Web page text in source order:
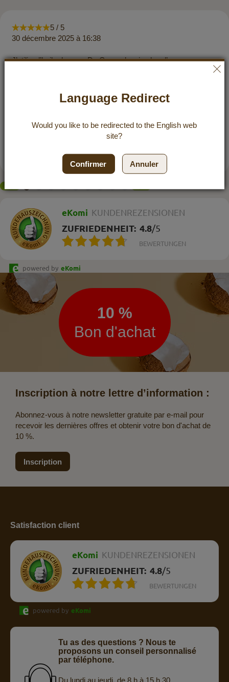
5 / 5
30 décembre 2025 à 16:38
J’utilise l’huile de coco Dr. Goerg depuis plus d’un an
maintenant (auparavant achetée dans un magasin bio) et son
aussi la pureté du produit, j’en profite presque tous les jours
en toute bonne conscience. Mais le meilleur pour moi, c’est
cuisiner ou à tartiner… Et comme l’huile de coco ne se
dégrade pas à haute température comme d’autres huiles, elle
goût neutre est TOP.
eKomi KUNDENREZENSIONEN
ZUFRIEDENHEIT: 4.8/5
BEWERTUNGEN
powered by eKomi
Lettre
d’information
10 %
Bon d'achat
Inscription à notre lettre d’information :
Abonnez-vous à notre newsletter gratuite par e-mail pour
recevoir les dernières offres et obtenir votre bon d'achat de
10 %.
Inscription
Satisfaction client
eKomi KUNDENREZENSIONEN
ZUFRIEDENHEIT: 4.8/5
BEWERTUNGEN
powered by eKomi
Tu as des questions ? Nous te
proposons un conseil personnalisé
par téléphone.
Language Redirect
Would you like to be redirected to the English web
site?
Confirmer Annuler